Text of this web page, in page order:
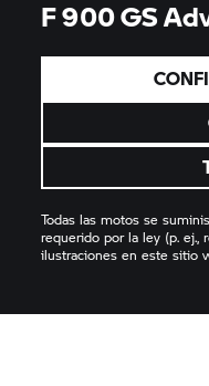
F 900 GS
Todas las motos se
requerido por la ley (p. ej.,
ilustraciones en este sitio